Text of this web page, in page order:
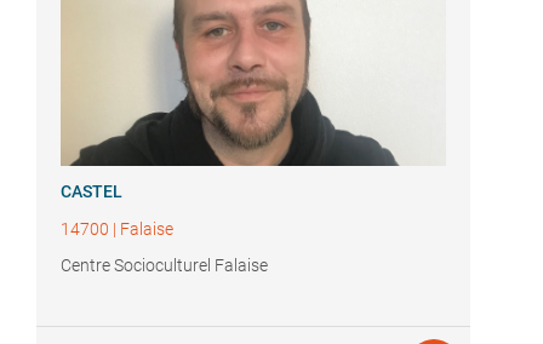
CASTEL
14700 | Falaise
Centre Socioculturel Falaise